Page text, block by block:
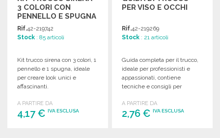
3 COLORI CON
PENNELLO E SPUGNA
Rif.42-219742
Stock : 85 articoli
Kit trucco sirena con 3 colori, 1
pennello e 1 spugna, ideale
per creare look unici e
affascinanti.
A PARTIRE DA
4,17 € IVA ESCLUSA
PER VISO E OCCHI
Rif.42-219269
Stock : 21 articoli
Guida completa per il trucco,
ideale per professionisti e
appassionati, contiene
tecniche e consigli per
A PARTIRE DA
2,76 €IVA ESCLUSA